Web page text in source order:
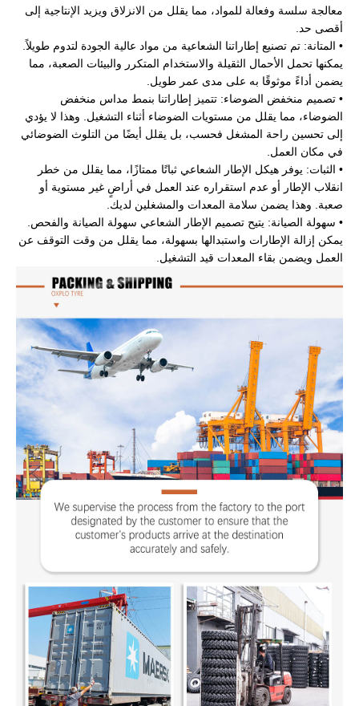
معالجة سلسة وفعالة للمواد، مما يقلل من الانزلاق ويزيد الإنتاجية إلى
أقصى حد.
• المتانة: تم تصنيع إطاراتنا الشعاعية من مواد عالية الجودة لتدوم طويلاً.
يمكنها تحمل الأحمال الثقيلة والاستخدام المتكرر والبيئات الصعبة، مما
يضمن أداءً موثوقًا به على مدى عمر طويل.
• تصميم منخفض الضوضاء: تتميز إطاراتنا بنمط مداس منخفض
الضوضاء، مما يقلل من مستويات الضوضاء أثناء التشغيل. وهذا لا يؤدي
إلى تحسين راحة المشغل فحسب، بل يقلل أيضًا من التلوث الضوضائي
في مكان العمل.
• الثبات: يوفر هيكل الإطار الشعاعي ثباتًا ممتازًا، مما يقلل من خطر
انقلاب الإطار أو عدم استقراره عند العمل في أراضٍ غير مستوية أو
صعبة. وهذا يضمن سلامة المعدات والمشغلين لديك.
• سهولة الصيانة: يتيح تصميم الإطار الشعاعي سهولة الصيانة والفحص.
يمكن إزالة الإطارات واستبدالها بسهولة، مما يقلل من وقت التوقف عن
العمل ويضمن بقاء المعدات قيد التشغيل.